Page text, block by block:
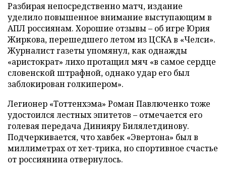
Разбирая непосредственно матч, издание
уделило повышенное внимание выступающим в
АПЛ россиянам. Хорошие отзывы – об игре Юрия
Жиркова, перешедшего летом из ЦСКА в «Челси».
Журналист газеты упомянул, как однажды
«аристократ» лихо протащил мяч «в самое сердце
словенской штрафной, однако удар его был
заблокирован голкипером».
Легионер «Тоттенхэма» Роман Павлюченко тоже
удостоился лестных эпитетов – отмечается его
голевая передача Динияру Билялетдинову.
Подчеркивается, что хавбек «Эвертона» был в
миллиметрах от хет-трика, но спортивное счастье
от россиянина отвернулось.